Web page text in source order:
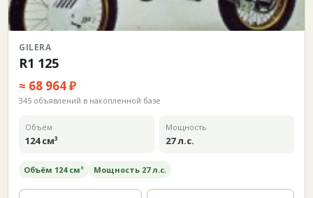
GILERA
R1 125
≈ 68 964 ₽
345 объявлений в накопленной базе
Объём
124 см³
Мощность
27 л.с.
Объём 124 см³ Мощность 27 л.с.